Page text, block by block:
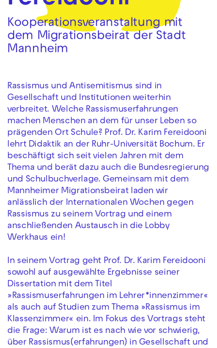
Kooperationsveranstaltung mit
dem Migrationsbeirat der Stadt
Mannheim
Rassismus und Antisemitismus sind in
Gesellschaft und Institutionen weiterhin
verbreitet. Welche Rassismuserfahrungen
machen Menschen an dem für unser Leben so
prägenden Ort Schule? Prof. Dr. Karim Fereidooni
lehrt Didaktik an der Ruhr-Universität Bochum. Er
beschäftigt sich seit vielen Jahren mit dem
Thema und berät dazu auch die Bundesregierung
und Schulbuchverlage. Gemeinsam mit dem
Mannheimer Migrationsbeirat laden wir
anlässlich der Internationalen Wochen gegen
Rassismus zu seinem Vortrag und einem
anschließenden Austausch in die Lobby
Werkhaus ein!
In seinem Vortrag geht Prof. Dr. Karim Fereidooni
sowohl auf ausgewählte Ergebnisse seiner
Dissertation mit dem Titel
»Rassismuserfahrungen im Lehrer*innenzimmer«
als auch auf Studien zum Thema »Rassismus im
Klassenzimmer« ein. Im Fokus des Vortrags steht
die Frage: Warum ist es nach wie vor schwierig,
über Rassismus(erfahrungen) in Gesellschaft und